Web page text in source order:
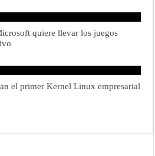
quiere llevar los juegos
el primer Kernel Linux empresarial